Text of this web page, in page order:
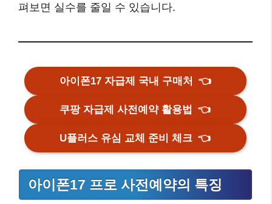
펴보면 실수를 줄일 수 있습니다.
아이폰17 자급제 국내 구매처👈
쿠팡 자급제 사전예약 활용법👈
U플러스 유심 교체 준비 체크👈
아이폰17 프로 사전예약의 특징